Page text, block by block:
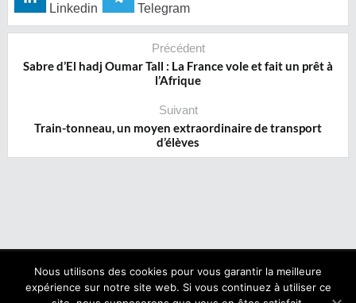
Linkedin Telegram
Précédent
Sabre d’El hadj Oumar Tall : La France vole et fait un prêt à
l’Afrique
Suivant
Train-tonneau, un moyen extraordinaire de transport
d’élèves
Copyright © 2017 NegroNews. Tous droits réservés.
Nous utilisons des cookies pour vous garantir la meilleure
expérience sur notre site web. Si vous continuez à utiliser ce